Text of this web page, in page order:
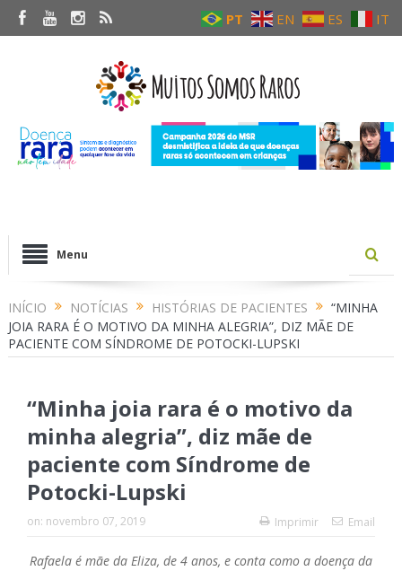
PT EN ES IT
Menu
INÍCIO NOTÍCIAS HISTÓRIAS DE PACIENTES
“MINHA
JOIA RARA É O MOTIVO DA MINHA ALEGRIA”, DIZ MÃE DE
PACIENTE COM SÍNDROME DE POTOCKI-LUPSKI
“Minha joia rara é o motivo da
minha alegria”, diz mãe de
paciente com Síndrome de
Potocki-Lupski
on: novembro 07, 2019 Imprimir Email
Rafaela é mãe da Eliza, de 4 anos, e conta como a doença da